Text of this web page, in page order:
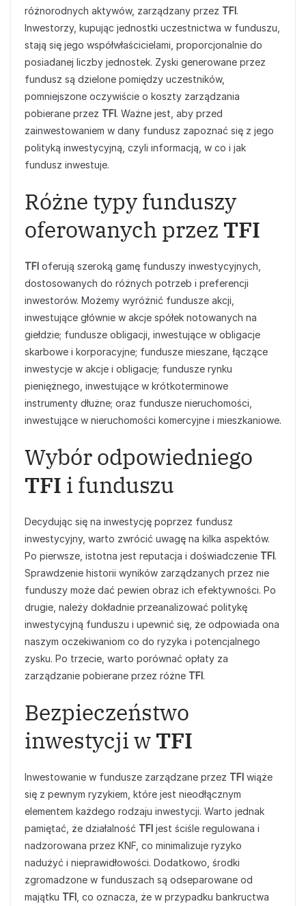
różnorodnych aktywów, zarządzany przez TFI.
Inwestorzy, kupując jednostki uczestnictwa w funduszu,
stają się jego współwłaścicielami, proporcjonalnie do
posiadanej liczby jednostek. Zyski generowane przez
fundusz są dzielone pomiędzy uczestników,
pomniejszone oczywiście o koszty zarządzania
pobierane przez TFI. Ważne jest, aby przed
zainwestowaniem w dany fundusz zapoznać się z jego
polityką inwestycyjną, czyli informacją, w co i jak
fundusz inwestuje.
Różne typy funduszy
oferowanych przez TFI
TFI oferują szeroką gamę funduszy inwestycyjnych,
dostosowanych do różnych potrzeb i preferencji
inwestorów. Możemy wyróżnić fundusze akcji,
inwestujące głównie w akcje spółek notowanych na
giełdzie; fundusze obligacji, inwestujące w obligacje
skarbowe i korporacyjne; fundusze mieszane, łączące
inwestycje w akcje i obligacje; fundusze rynku
pieniężnego, inwestujące w krótkoterminowe
instrumenty dłużne; oraz fundusze nieruchomości,
inwestujące w nieruchomości komercyjne i mieszkaniowe.
Wybór odpowiedniego
TFI i funduszu
Decydując się na inwestycję poprzez fundusz
inwestycyjny, warto zwrócić uwagę na kilka aspektów.
Po pierwsze, istotna jest reputacja i doświadczenie TFI.
Sprawdzenie historii wyników zarządzanych przez nie
funduszy może dać pewien obraz ich efektywności. Po
drugie, należy dokładnie przeanalizować politykę
inwestycyjną funduszu i upewnić się, że odpowiada ona
naszym oczekiwaniom co do ryzyka i potencjalnego
zysku. Po trzecie, warto porównać opłaty za
zarządzanie pobierane przez różne TFI.
Bezpieczeństwo
inwestycji wTFI
Inwestowanie w fundusze zarządzane przez TFI wiąże
się z pewnym ryzykiem, które jest nieodłącznym
elementem każdego rodzaju inwestycji. Warto jednak
pamiętać, że działalność TFI jest ściśle regulowana i
nadzorowana przez KNF, co minimalizuje ryzyko
nadużyć i nieprawidłowości. Dodatkowo, środki
zgromadzone w funduszach są odseparowane od
majątku TFI , co oznacza, że w przypadku bankructwa